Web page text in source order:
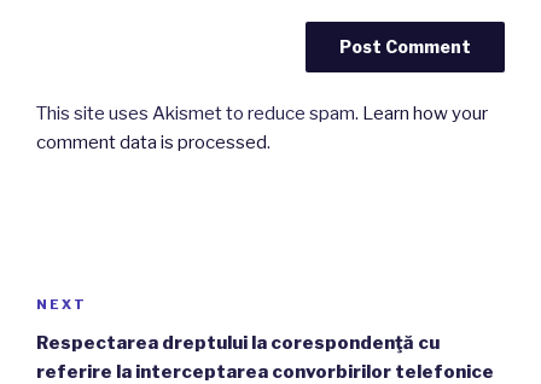
This site uses Akismet to reduce spam. Learn how your
comment data is processed.
navigation
Next
Post
NEXT
Respectarea dreptului la corespondenţă cu
referire la interceptarea convorbirilor telefonice